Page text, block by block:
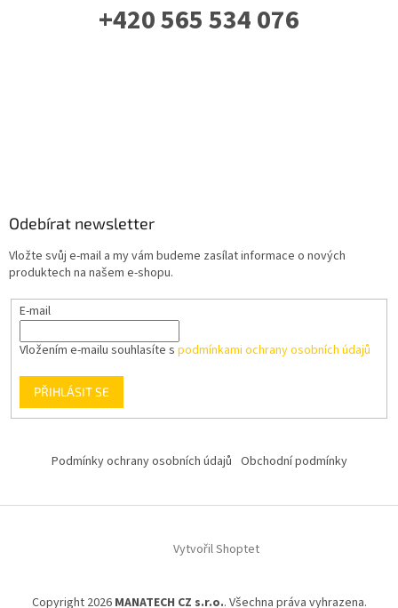
+420 565 534 076
Odebírat newsletter
Vložte svůj e-mail a my vám budeme zasílat informace o nových
produktech na našem e-shopu.
E-mail
Vložením e-mailu souhlasíte s podmínkami ochrany osobních údajů
PŘIHLÁSIT SE
Podmínky ochrany osobních údajů Obchodní podmínky
Vytvořil Shoptet
Copyright 2026 MANATECH CZ s.r.o.. Všechna práva vyhrazena.